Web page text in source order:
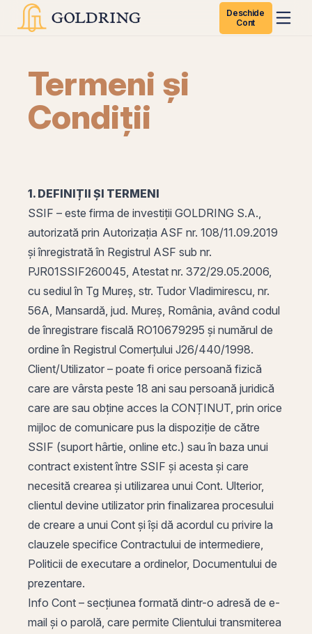
Deschide
Cont
Termeni și
Condiții
1. DEFINIȚII ȘI TERMENI
SSIF – este firma de investiții GOLDRING S.A.,
autorizată prin Autorizația ASF nr. 108/11.09.2019
și înregistrată în Registrul ASF sub nr.
PJR01SSIF260045, Atestat nr. 372/29.05.2006,
cu sediul în Tg Mureș, str. Tudor Vladimirescu, nr.
56A, Mansardă, jud. Mureș, România, având codul
de înregistrare fiscală RO10679295 și numărul de
ordine în Registrul Comerțului J26/440/1998.
Client/Utilizator – poate fi orice persoană fizică
care are vârsta peste 18 ani sau persoană juridică
care are sau obține acces la CONȚINUT, prin orice
mijloc de comunicare pus la dispoziție de către
SSIF (suport hârtie, online etc.) sau în baza unui
contract existent între SSIF și acesta și care
necesită crearea și utilizarea unui Cont. Ulterior,
clientul devine utilizator prin finalizarea procesului
de creare a unui Cont și își dă acordul cu privire la
clauzele specifice Contractului de intermediere,
Politicii de executare a ordinelor, Documentului de
prezentare.
Info Cont – secțiunea formată dintr-o adresă de e-
mail și o parolă, care permite Clientului transmiterea